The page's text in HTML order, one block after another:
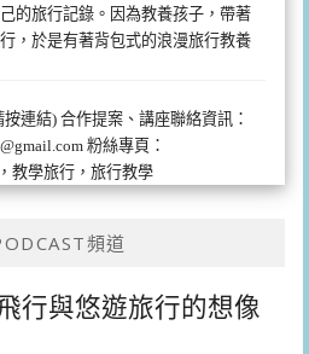
的旅行記錄。因為教養孩子，帶著
，於是有著背包式的浪漫旅行教養
按連結)合作提案、講座聯絡資訊：
粉絲專頁：
教學旅行，旅行教學
頻道
行與悠遊旅行的想像